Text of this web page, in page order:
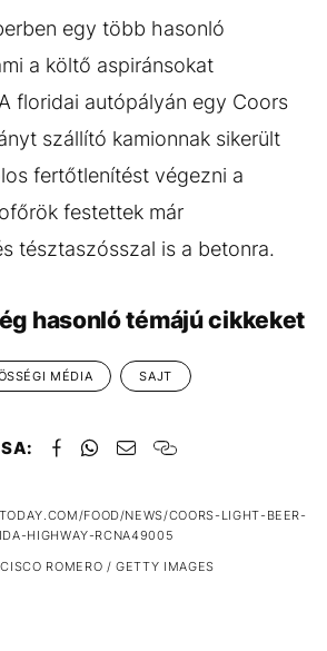
egy több hasonló
a költő aspiránsokat
floridai autópályán egy Coors
szállító kamionnak sikerült
fertőtlenítést végezni a
festettek már
tésztaszósszal is a betonra.
hasonló témájú cikkeket
MÉDIA SAJT
FOOD/NEWS/COORS-LIGHT-BEER-
HIGHWAY-RCNA49005
ROMERO / GETTY IMAGES